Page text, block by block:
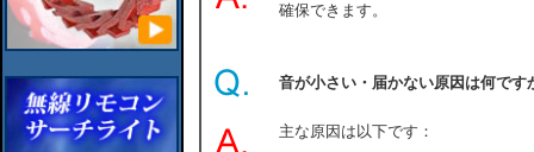
確保できます。
音が小さい・届かない原因は何です
主な原因は以下です：